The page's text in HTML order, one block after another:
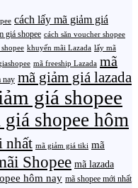
cách lấy mã giảm giá
giá shopee cách săn voucher shopee
khuyến mãi Lazada lấy mã
mã freeship Lazada mã
nay mã giảm giá lazada
giá shopee
shopee hôm
nhất mã giảm giá tiki mã
Shopee mã lazada
hôm nay mã shopee mới nhất